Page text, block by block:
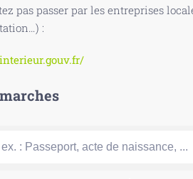
pas passer par les entreprises
: